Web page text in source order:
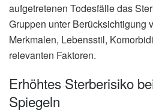
aufgetretenen Todesfälle das
Gruppen unter Berücksichtigung
Merkmalen, Lebensstil,
relevanten Faktoren.
Erhöhtes Sterberisiko
Spiegeln